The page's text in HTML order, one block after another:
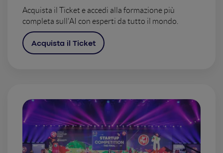
Acquista il Ticket e accedi alla formazione più
completa sull'AI con esperti da tutto il mondo.
Acquista il Ticket